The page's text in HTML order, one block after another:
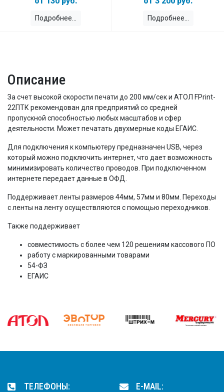
Подробнее Подробнее
Описание
За счет высокой скорости печати до 200 мм/сек и АТОЛ FPrint-
22ПТК рекомендован для предприятий со средней
пропускной способностью любых масштабов и сфер
деятельности. Может печатать двухмерные коды ЕГАИС.
Для подключения к компьютеру предназначен USB, через
который можно подключить интернет, что дает возможность
минимизировать количество проводов. При подключенном
интернете передает данные в ОФД.
Поддерживает ленты размеров 44мм, 57мм и 80мм. Переходы
с ленты на ленту осуществляются с помощью переходников.
Также поддерживает
совместимость с более чем 120 решениям кассового ПО
работу с маркированными товарами
54-ФЗ
ЕГАИС
ТЕЛЕФОНЫ: E-MAIL: